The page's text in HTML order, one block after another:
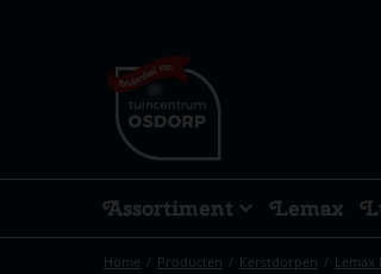
Home Producten Kerstdorpen Lemax
Assortiment Lemax